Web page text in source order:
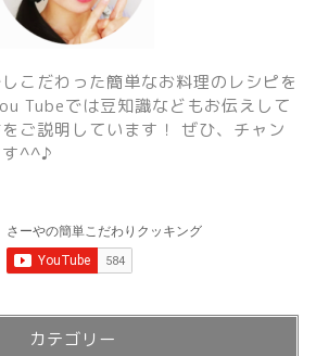
こだわった簡単なお料理のレシピを
Tubeでは豆知識などもお伝えして
ご説明しています！ ぜひ、チャン
す^^♪
カテゴリー